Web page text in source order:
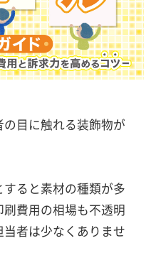
目に触れる装飾物が
ると素材の種類が多
費用の相場も不透明
者は少なくありませ